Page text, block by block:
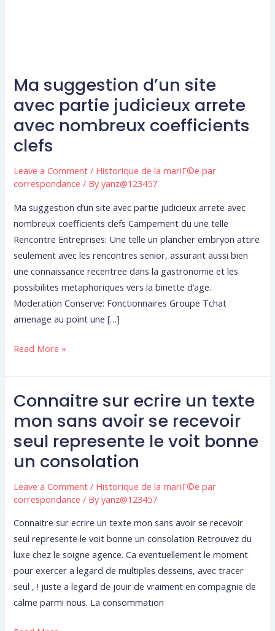
Ma suggestion d’un site
avec partie judicieux arrete
avec nombreux coefficients
clefs
Leave a Comment / Historique de la mariГ©e par
correspondance / Byyanz@123457
Ma suggestion d’un site avec partie judicieux arrete avec
nombreux coefficients clefs Campement du une telle
Rencontre Entreprises: Une telle un plancher embryon attire
seulement avec les rencontres senior, assurant aussi bien
une connaissance recentree dans la gastronomie et les
possibilites metaphoriques vers la binette d’age.
Moderation Conserve: Fonctionnaires Groupe Tchat
amenage au point une […]
Ma
d’un
site
avec
judicieux
avec
nombreux
coefficients
clefs
Read More »
Connaitre sur ecrire un texte
mon sans avoir se recevoir
seul represente le voit bonne
un consolation
Leave a Comment / Historique de la mariГ©e par
correspondance / Byyanz@123457
Connaitre sur ecrire un texte mon sans avoir se recevoir
seul represente le voit bonne un consolation Retrouvez du
luxe chez le soigne agence. Ca eventuellement le moment
pour exercer a legard de multiples desseins, avec tracer
seul , ! juste a legard de jouir de vraiment en compagnie de
calme parmi nous. La consommation
Connaitre
ecrire
un
texte
sans
se
recevoir
seul
represente
le
voit